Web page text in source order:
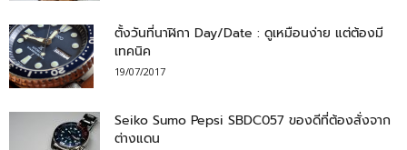
ตั้งวันที่นาฬิกา Day/Date : ดูเหมือนง่าย แต่ต้องมี
เทคนิค
19/07/2017
Seiko Sumo Pepsi SBDC057 ของดีที่ต้องสั่งจาก
ต่างแดน